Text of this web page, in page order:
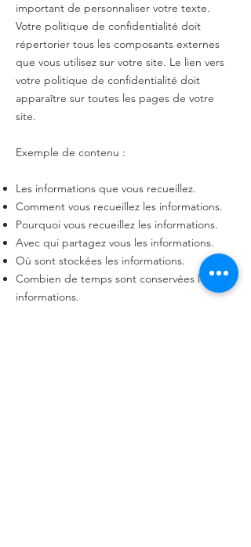
important de personnaliser votre texte.
Votre politique de confidentialité doit
répertorier tous les composants externes
que vous utilisez sur votre site. Le lien vers
votre politique de confidentialité doit
apparaître sur toutes les pages de votre
site.
Exemple de contenu :
Les informations que vous recueillez.
Comment vous recueillez les informations.
Pourquoi vous recueillez les informations.
Avec qui partagez vous les informations.
Où sont stockées les informations.
Combien de temps sont conservées les
informations.